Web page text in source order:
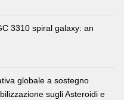
3310 spiral galaxy: an
globale a sostegno
sugli Asteroidi e